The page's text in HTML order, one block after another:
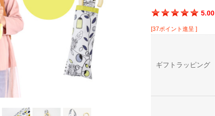
この商品の平均評価： 5.00
[37ポイント進呈 ]
ギフトラッピング